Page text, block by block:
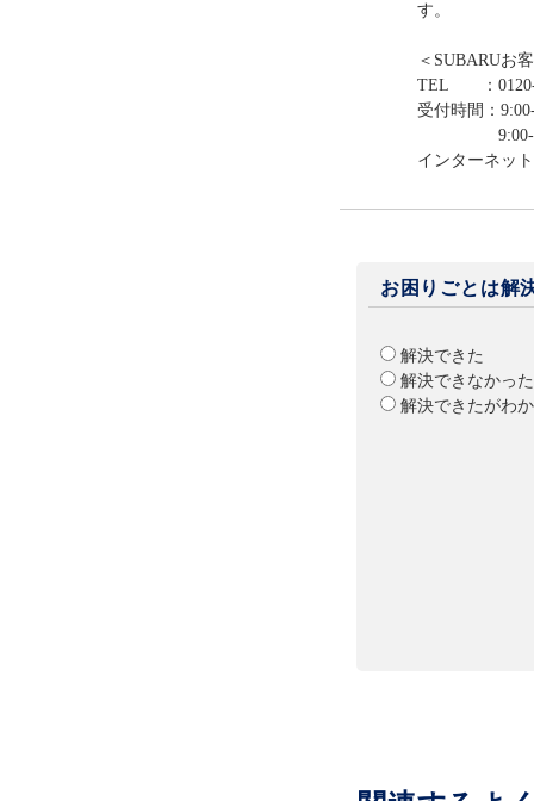
す。
＜SUBARUお
TEL ：0120-
受付時間：
9:00-12:00
インターネッ
お困りごとは解
解決できた
解決できなかった
解決できたがわ